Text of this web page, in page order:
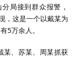
局接到群众报警，
，这是一个以戴某为
5万余人。
某、苏某、周某抓获